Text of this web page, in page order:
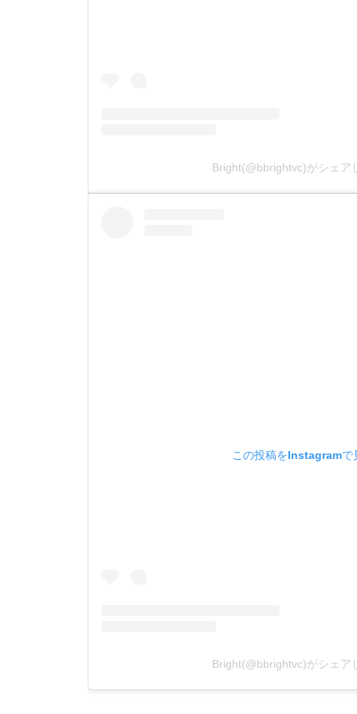
Bright(@bbrightvc)がシェア
この投稿をInstagramで
Bright(@bbrightvc)がシェア